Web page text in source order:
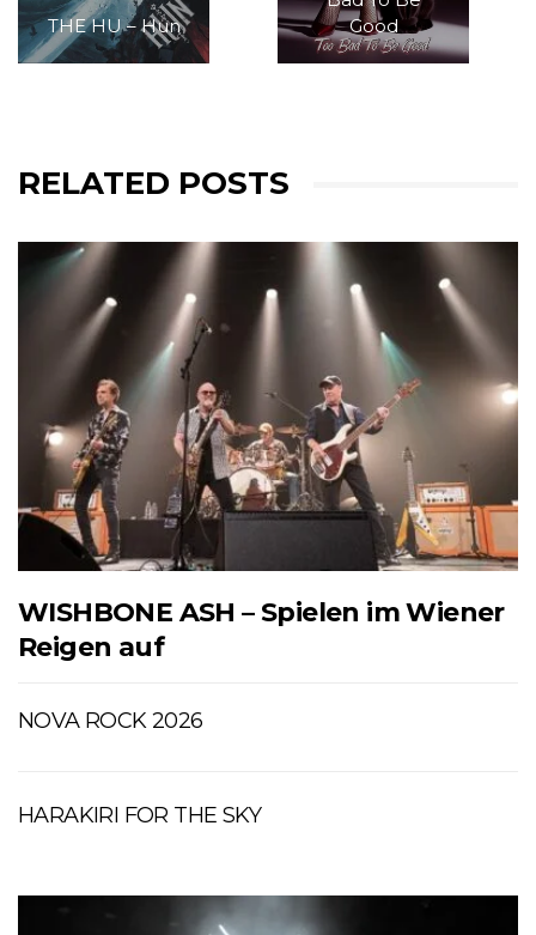
THE HU – Hun
Good
RELATED POSTS
WISHBONE ASH – Spielen im Wiener
Reigen auf
NOVA ROCK 2026
HARAKIRI FOR THE SKY